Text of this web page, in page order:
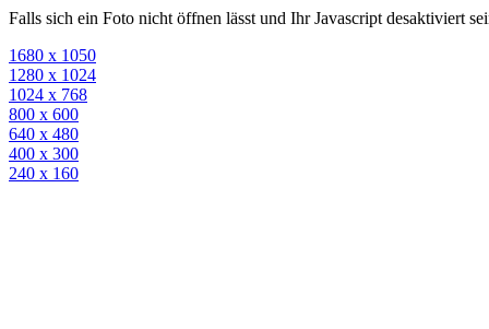
Falls sich ein Foto nicht öffnen lässt und Ihr Javascript desaktiviert
1680 x 1050
1280 x 1024
1024 x 768
800 x 600
640 x 480
400 x 300
240 x 160